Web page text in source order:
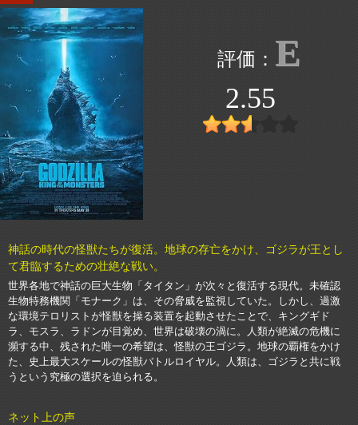
E
2.55
神話の時代の怪獣たちが復活。地球の存亡をかけ、ゴジラが王とし
て君臨するための壮絶な戦い。
世界各地で神話の巨大生物「タイタン」が次々と復活する現代。未確認
生物特務機関「モナーク」は、その脅威を監視していた。しかし、過激
な環境テロリストが怪獣を操る装置を起動させたことで、キングギド
ラ、モスラ、ラドンが目覚め、世界は破壊の渦に。人類が絶滅の危機に
瀕する中、残された唯一の希望は、怪獣の王ゴジラ。地球の覇権をかけ
た、史上最大スケールの怪獣バトルロイヤル。人類は、ゴジラと共に戦
うという究極の選択を迫られる。
ネット上の声